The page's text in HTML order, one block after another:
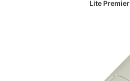
Lite Premier